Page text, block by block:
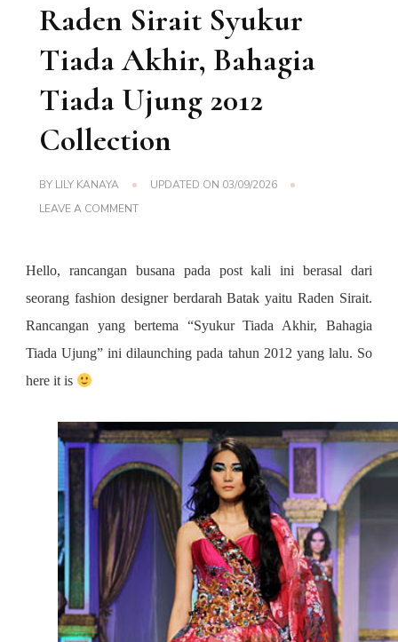
Raden Sirait Syukur
Tiada Akhir, Bahagia
Tiada Ujung 2012
Collection
BY LILY KANAYA UPDATED ON 03/09/2026
LEAVE A COMMENTON
TIADA
BAHAGIA
UJUNG
COLLECTION
Hello, rancangan busana pada post kali ini berasal dari
seorang fashion designer berdarah Batak yaitu Raden Sirait.
Rancangan yang bertema “Syukur Tiada Akhir, Bahagia
Tiada Ujung” ini dilaunching pada tahun 2012 yang lalu. So
here it is